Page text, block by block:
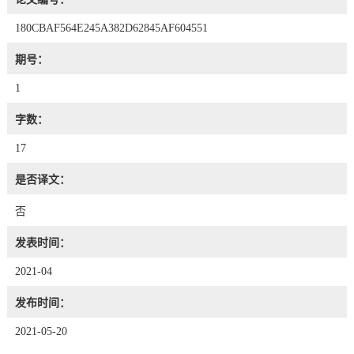
180CBAF564E245A382D62845AF604551
期号：
1
字数：
17
是否译文：
否
发表时间：
2021-04
发布时间：
2021-05-20